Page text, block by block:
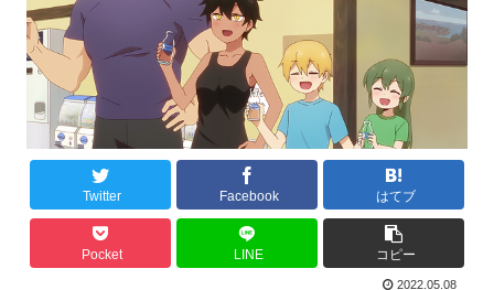
Twitter Facebook はてブ
Pocket LINE コピー
2022.05.08